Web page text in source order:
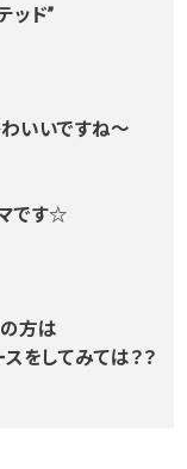
ッド”
いいですね～
です☆
方は
をしてみては？？